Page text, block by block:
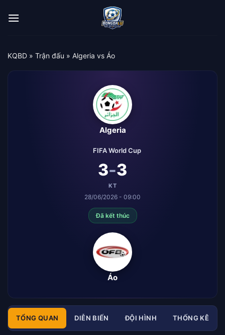
qua
KQBD » Trận đấu » Algeria vs Áo
Algeria
FIFA World Cup
3-3
KT
28/06/2026 - 09:00
Đã kết thúc
Áo
TỔNG QUAN DIỄN BIẾN ĐỘI HÌNH THỐNG KÊ